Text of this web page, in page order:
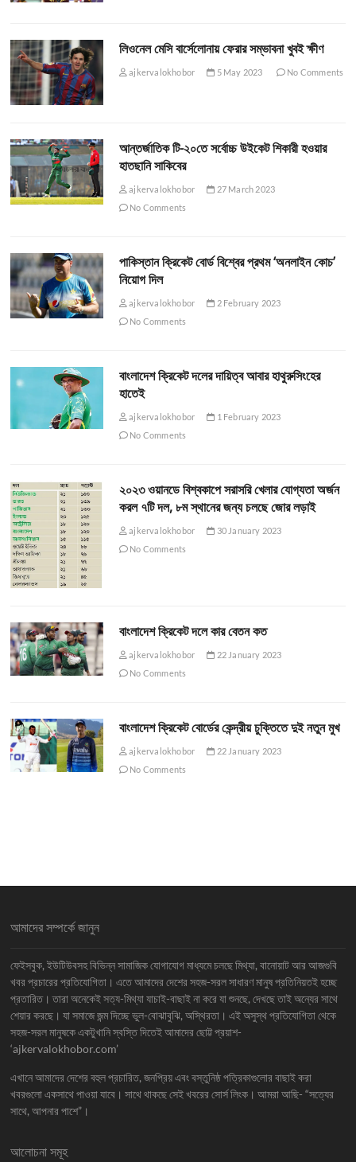
লিওনেল মেসি বার্সেলোনায় ফেরার সম্ভাবনা খুবই ক্ষীণ
ajkervalokhobor 5 May 2023 No Comments
আন্তর্জাতিক টি-২০তে সর্বোচ্চ উইকেট শিকারী হওয়ার
হাতছানি সাকিবের
ajkervalokhobor
27 March 2023
No Comments
পাকিস্তান ক্রিকেট বোর্ড বিশ্বের প্রথম ‘অনলাইন কোচ’
নিয়োগ দিল
ajkervalokhobor
2 February 2023
No Comments
বাংলাদেশ ক্রিকেট দলের দায়িত্ব আবার হাথুরুসিংহের
হাতেই
ajkervalokhobor
1 February 2023
No Comments
২০২৩ ওয়ানডে বিশ্বকাপে সরাসরি খেলার যোগ্যতা অর্জন
করল ৭টি দল, ৮ম স্থানের জন্য চলছে জোর লড়াই
ajkervalokhobor
30 January 2023
No Comments
বাংলাদেশ ক্রিকেট দলে কার বেতন কত
ajkervalokhobor
22 January 2023
No Comments
বাংলাদেশ ক্রিকেট বোর্ডের কেন্দ্রীয় চুক্তিতে দুই নতুন মুখ
ajkervalokhobor
22 January 2023
No Comments
আমাদের সম্পর্কে জানুন
ফেইসবুক, ইউটিউবসহ বিভিন্ন সামাজিক যোগাযোগ মাধ্যমে চলছে মিথ্যা, বানোয়াট আর আজগুবি
খবর প্রচারের প্রতিযোগিতা। এতে আমাদের দেশের সহজ-সরল সাধারণ মানুষ প্রতিনিয়তই হচ্ছে
প্রতারিত। তারা অনেকেই সত্য-মিথ্যা যাচাই-বাছাই না করে যা শুনছে, দেখছে তাই অন্যের সাথে
শেয়ার করছে। যা সমাজে জন্ম দিচ্ছে ভুল-বোঝাবুঝি, অস্থিরতা। এই অসুস্থ প্রতিযোগিতা থেকে
সহজ-সরল মানুষকে একটুখানি স্বস্তি দিতেই আমাদের ছোট্ট প্রয়াশ-
‘ajkervalokhobor.com’
এখানে আমাদের দেশের বহুল প্রচারিত, জনপ্রিয় এবং বস্তুনিষ্ঠ পত্রিকাগুলোর বাছাই করা
খবরগুলো একসাথে পাওয়া যাবে। সাথে থাকছে সেই খবরের সোর্স লিংক। আমরা আছি- “সত্যের
সাথে, আপনার পাশে”।
আলোচনা সমূহ